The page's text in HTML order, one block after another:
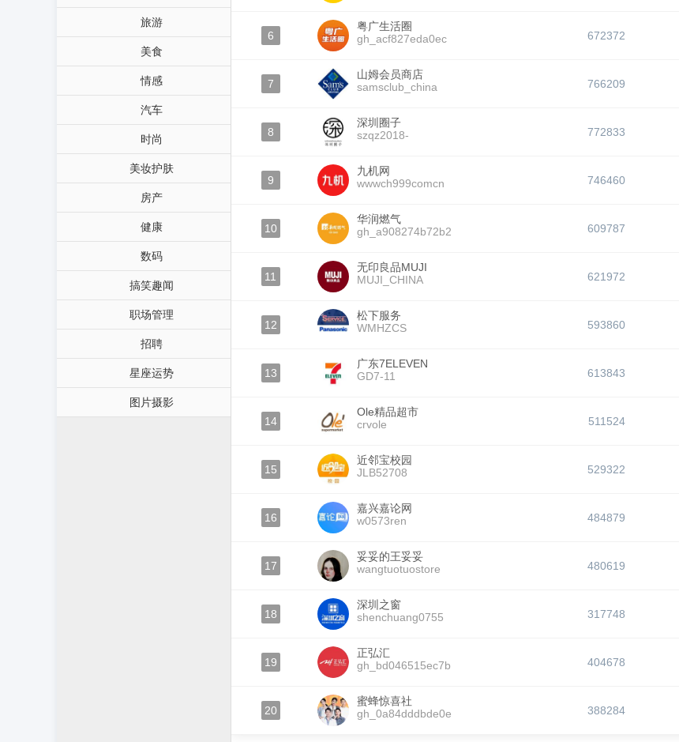
旅游
美食
情感
汽车
时尚
美妆护肤
房产
健康
数码
搞笑趣闻
职场管理
招聘
星座运势
图片摄影
6
粤广生活圈
gh_acf827eda0ec
672372
7
山姆会员商店
samsclub_china
766209
8
深圳圈子
szqz2018-
772833
9
九机网
wwwch999comcn
746460
10
华润燃气
gh_a908274b72b2
609787
11
无印良品MUJI
MUJI_CHINA
621972
12
松下服务
WMHZCS
593860
13
广东7ELEVEN
GD7-11
613843
14
Ole精品超市
crvole
511524
15
近邻宝校园
JLB52708
529322
16
嘉兴嘉论网
w0573ren
484879
17
妥妥的王妥妥
wangtuotuostore
480619
18
深圳之窗
shenchuang0755
317748
19
正弘汇
gh_bd046515ec7b
404678
20
蜜蜂惊喜社
gh_0a84dddbde0e
388284